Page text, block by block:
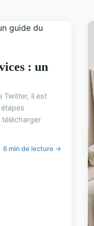
: un
Twitter, il est
télécharger
6 min de lecture →